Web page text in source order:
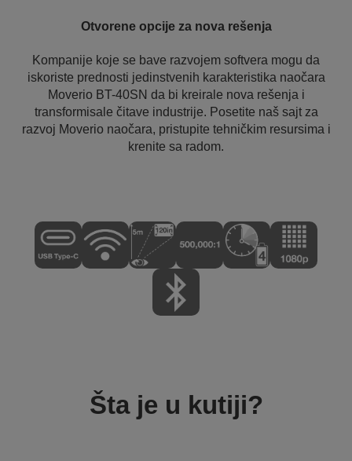
Otvorene opcije za nova rešenja
Kompanije koje se bave razvojem softvera mogu da
iskoriste prednosti jedinstvenih karakteristika naočara
Moverio BT-40SN da bi kreirale nova rešenja i
transformisale čitave industrije. Posetite naš sajt za
razvoj Moverio naočara, pristupite tehničkim resursima i
krenite sa radom.
Šta je u kutiji?